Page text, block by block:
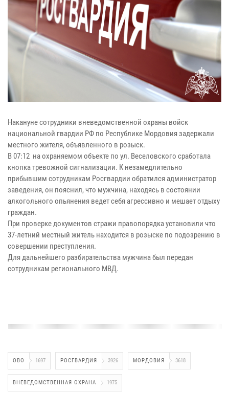
Накануне сотрудники вневедомственной охраны войск
национальной гвардии РФ по Республике Мордовия задержали
местного жителя, объявленного в розыск.
В 07:12 на охраняемом объекте по ул. Веселовского сработала
кнопка тревожной сигнализации. К незамедлительно
прибывшим сотрудникам Росгвардии обратился администратор
заведения, он пояснил, что мужчина, находясь в состоянии
алкогольного опьянения ведет себя агрессивно и мешает отдыху
граждан.
При проверке документов стражи правопорядка установили что
37-летний местный житель находится в розыске по подозрению в
совершении преступления.
Для дальнейшего разбирательства мужчина был передан
сотрудникам регионального МВД.
ОВО 1697 РОСГВАРДИЯ 3926 МОРДОВИЯ 3618
ВНЕВЕДОМСТВЕННАЯ ОХРАНА 1975